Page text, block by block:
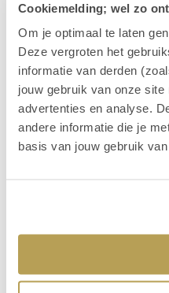
Cookiemelding; wel zo
Om je optimaal te laten
Deze vergroten het
informatie van derden
jouw gebruik van onze
advertenties en analyse.
andere informatie die je
basis van jouw gebruik